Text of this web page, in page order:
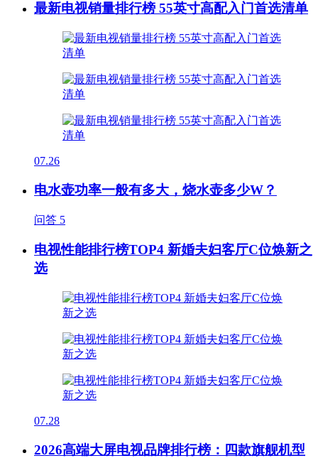
最新电视销量排行榜 55英寸高配入门首选清单
07.26
电水壶功率一般有多大，烧水壶多少W？
问答 5
电视性能排行榜TOP4 新婚夫妇客厅C位焕新之
选
07.28
2026高端大屏电视品牌排行榜：四款旗舰机型